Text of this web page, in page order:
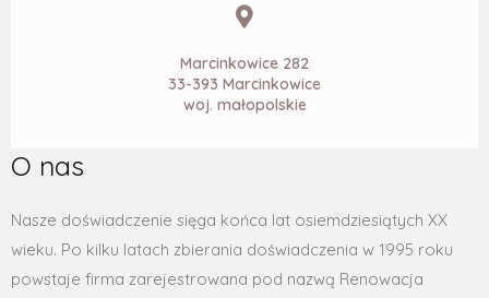
Marcinkowice 282
33-393 Marcinkowice
woj. małopolskie
O nas
Nasze doświadczenie sięga końca lat osiemdziesiątych XX
wieku. Po kilku latach zbierania doświadczenia w 1995 roku
powstaje firma zarejestrowana pod nazwą Renowacja